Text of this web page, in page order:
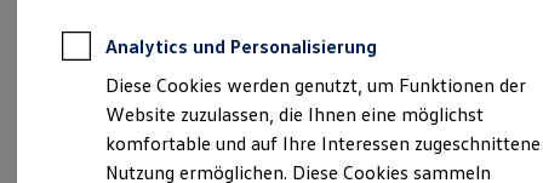
Für Gewerbekunden
Profi Paket
TopDeal
Gebrauchtwagen
ProfiPartner für Gebrauchtwagen
Zertifizierte Gebrauchtwagen
info@autohaus-prueller.de
+49 8431 676770
Analytics und Personalisierung
Diese Cookies werden genutzt, um Funktionen der
Website zuzulassen, die Ihnen eine möglichst
komfortable und auf Ihre Interessen zugeschnittene
Nutzung ermöglichen. Diese Cookies sammeln